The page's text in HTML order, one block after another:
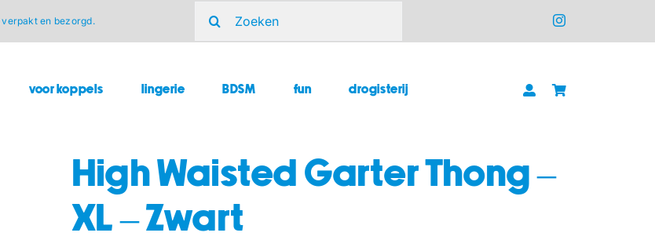
verpakt en bezorgd.
naar:
voor koppels lingerie BDSM fun drogisterij
High Waisted Garter Thong –
XL – Zwart